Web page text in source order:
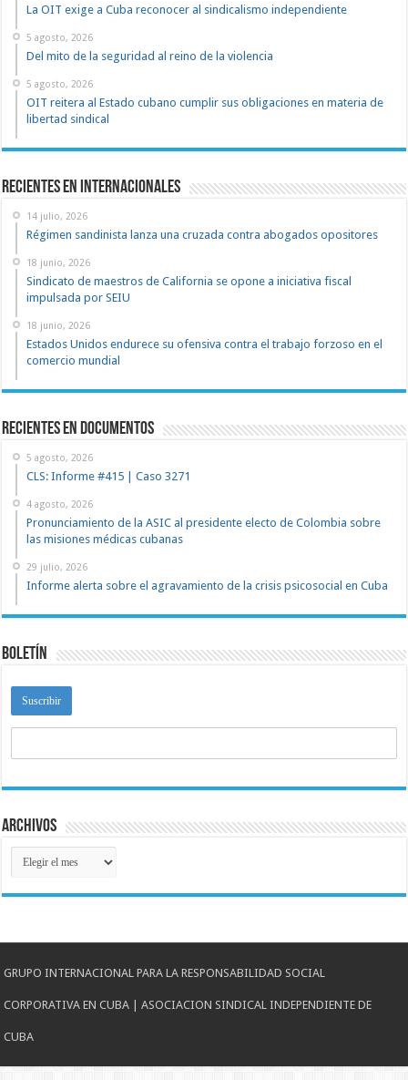
La OIT exige a Cuba reconocer al sindicalismo independiente
5 agosto, 2026
Del mito de la seguridad al reino de la violencia
5 agosto, 2026
OIT reitera al Estado cubano cumplir sus obligaciones en materia de
libertad sindical
Recientes en Internacionales
14 julio, 2026
Régimen sandinista lanza una cruzada contra abogados opositores
18 junio, 2026
Sindicato de maestros de California se opone a iniciativa fiscal
impulsada por SEIU
18 junio, 2026
Estados Unidos endurece su ofensiva contra el trabajo forzoso en el
comercio mundial
recientes en documentos
5 agosto, 2026
CLS: Informe #415 | Caso 3271
4 agosto, 2026
Pronunciamiento de la ASIC al presidente electo de Colombia sobre
las misiones médicas cubanas
29 julio, 2026
Informe alerta sobre el agravamiento de la crisis psicosocial en Cuba
Boletín
Archivos
Archivos
GRUPO INTERNACIONAL PARA LA RESPONSABILIDAD SOCIAL
CORPORATIVA EN CUBA | ASOCIACION SINDICAL INDEPENDIENTE DE
CUBA